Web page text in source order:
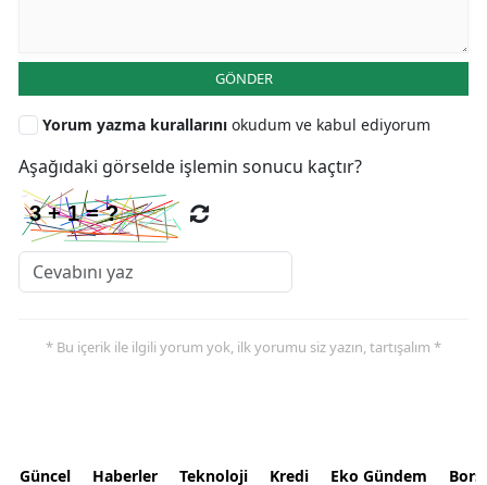
GÖNDER
Yorum yazma kurallarını okudum ve kabul ediyorum
Aşağıdaki görselde işlemin sonucu kaçtır?
* Bu içerik ile ilgili yorum yok, ilk yorumu siz yazın, tartışalım *
Güncel Haberler Teknoloji Kredi Eko Gündem